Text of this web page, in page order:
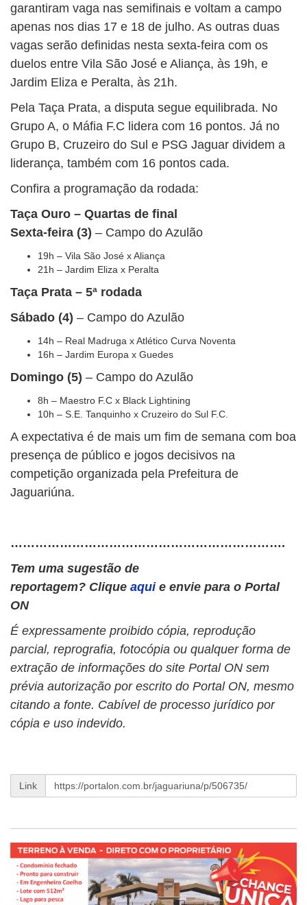
garantiram vaga nas semifinais e voltam a campo
apenas nos dias 17 e 18 de julho. As outras duas
vagas serão definidas nesta sexta-feira com os
duelos entre Vila São José e Aliança, às 19h, e
Jardim Eliza e Peralta, às 21h.
Pela Taça Prata, a disputa segue equilibrada. No
Grupo A, o Máfia F.C lidera com 16 pontos. Já no
Grupo B, Cruzeiro do Sul e PSG Jaguar dividem a
liderança, também com 16 pontos cada.
Confira a programação da rodada:
Taça Ouro – Quartas de final
Sexta-feira (3) – Campo do Azulão
19h – Vila São José x Aliança
21h – Jardim Eliza x Peralta
Taça Prata – 5ª rodada
Sábado (4) – Campo do Azulão
14h – Real Madruga x Atlético Curva Noventa
16h – Jardim Europa x Guedes
Domingo (5) – Campo do Azulão
8h – Maestro F.C x Black Lightining
10h – S.E. Tanquinho x Cruzeiro do Sul F.C.
A expectativa é de mais um fim de semana com boa
presença de público e jogos decisivos na
competição organizada pela Prefeitura de
Jaguariúna.
………………………………………………………….
Tem uma sugestão de
reportagem? Clique aqui e envie para o Portal
ON
É expressamente proibido cópia, reprodução
parcial, reprografia, fotocópia ou qualquer forma de
extração de informações do site Portal ON sem
prévia autorização por escrito do Portal ON, mesmo
citando a fonte. Cabível de processo jurídico por
cópia e uso indevido.
Link